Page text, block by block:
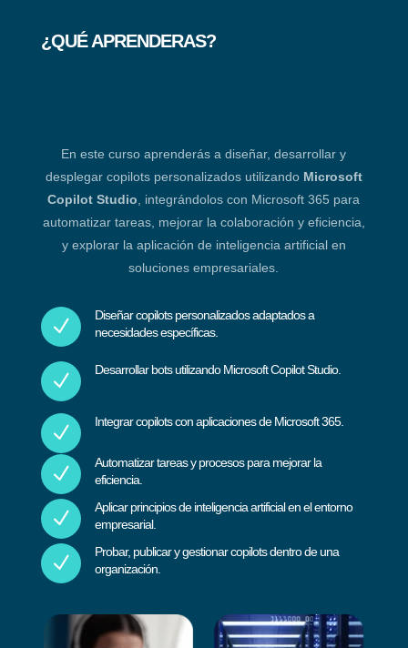
¿QUÉ APRENDERAS?
En este curso aprenderás a diseñar, desarrollar y
desplegar copilots personalizados utilizandoMicrosoft
Copilot Studio, integrándolos con Microsoft 365 para
automatizar tareas, mejorar la colaboración y eficiencia,
y explorar la aplicación de inteligencia artificial en
soluciones empresariales.
N
Diseñar copilots personalizados adaptados a
necesidades específicas.
N Desarrollar bots utilizando Microsoft Copilot Studio.
N Integrar copilots con aplicaciones de Microsoft 365.
N
Automatizar tareas y procesos para mejorar la
eficiencia.
N
Aplicar principios de inteligencia artificial en el entorno
empresarial.
N
Probar, publicar y gestionar copilots dentro de una
organización.